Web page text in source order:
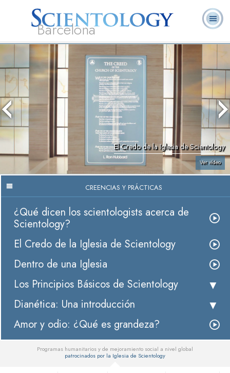
Barcelona
L. Ronald
¿Qué es
Scientology?
Voluntarios
Preguntas más
frecuentes
El Credo de la Iglesia de Scientology
Ver vídeo
CREENCIAS Y PRÁCTICAS
¿Qué dicen los scientologists acerca de
Scientology?
El Credo de la Iglesia de Scientology
Dentro de una Iglesia
Los Principios Básicos de Scientology
Dianética: Una introducción
Amor y odio: ¿Qué es grandeza?
Programas humanitarios y de mejoramiento social a nivel global
patrocinados por la Iglesia de Scientology